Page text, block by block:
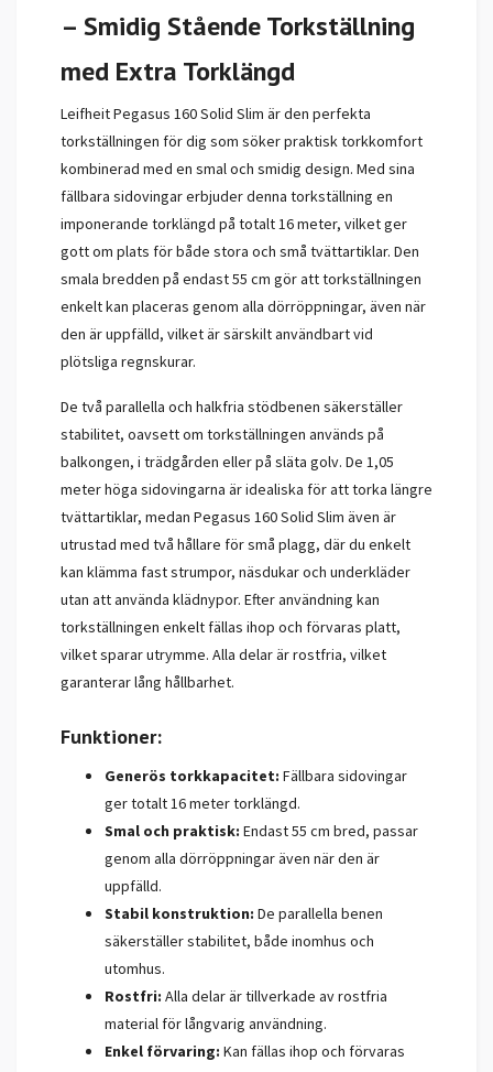
– Smidig Stående Torkställning
med Extra Torklängd
Leifheit Pegasus 160 Solid Slim är den perfekta
torkställningen för dig som söker praktisk torkkomfort
kombinerad med en smal och smidig design. Med sina
fällbara sidovingar erbjuder denna torkställning en
imponerande torklängd på totalt 16 meter, vilket ger
gott om plats för både stora och små tvättartiklar. Den
smala bredden på endast 55 cm gör att torkställningen
enkelt kan placeras genom alla dörröppningar, även när
den är uppfälld, vilket är särskilt användbart vid
plötsliga regnskurar.
De två parallella och halkfria stödbenen säkerställer
stabilitet, oavsett om torkställningen används på
balkongen, i trädgården eller på släta golv. De 1,05
meter höga sidovingarna är idealiska för att torka längre
tvättartiklar, medan Pegasus 160 Solid Slim även är
utrustad med två hållare för små plagg, där du enkelt
kan klämma fast strumpor, näsdukar och underkläder
utan att använda klädnypor. Efter användning kan
torkställningen enkelt fällas ihop och förvaras platt,
vilket sparar utrymme. Alla delar är rostfria, vilket
garanterar lång hållbarhet.
Funktioner:
Generös torkkapacitet: Fällbara sidovingar
ger totalt 16 meter torklängd.
Smal och praktisk: Endast 55 cm bred, passar
genom alla dörröppningar även när den är
uppfälld.
Stabil konstruktion: De parallella benen
säkerställer stabilitet, både inomhus och
utomhus.
Rostfri: Alla delar är tillverkade av rostfria
material för långvarig användning.
Enkel förvaring: Kan fällas ihop och förvaras